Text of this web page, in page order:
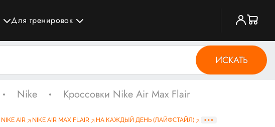
Для тренировок
ИСКАТЬ
Nike Кроссовки Nike Air Max Flair
NIKE AIR NIKE AIR MAX FLAIR НА КАЖДЫЙ ДЕНЬ (ЛАЙФСТАЙЛ)